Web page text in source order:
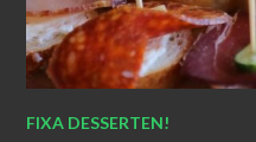
FIXA DESSERTEN!